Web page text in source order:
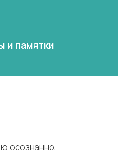
и памятки
осознанно,